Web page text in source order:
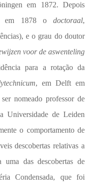
em 1872. Depois
em 1878 o doctoraal,
e o grau do doutor
voor de aswenteling
para a rotação da
, em Delft em
nomeado professor de
Universidade de Leiden
o comportamento de
descobertas relativas a
uma das descobertas de
Condensada, que foi